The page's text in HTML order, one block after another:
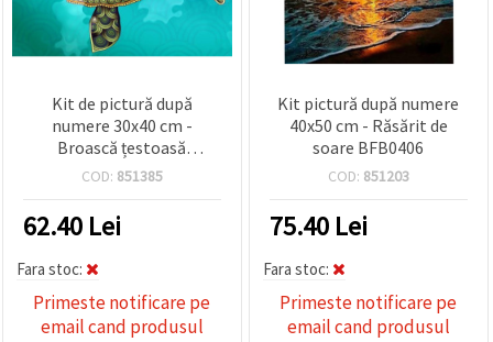
Kit de pictură după
numere 30x40 cm -
Broască țestoasă
frumoasă BFB0549
COD: 851385
62.40 Lei
Fara stoc:
Primeste notificare pe
email cand produsul
Kit pictură după numere
40x50 cm - Răsărit de
soare BFB0406
COD: 851203
75.40 Lei
Fara stoc:
Primeste notificare pe
email cand produsul